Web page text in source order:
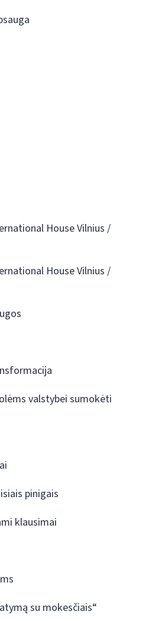
House Vilnius /
House Vilnius /
valstybei sumokėti
pinigais
klausimai
su mokesčiais“